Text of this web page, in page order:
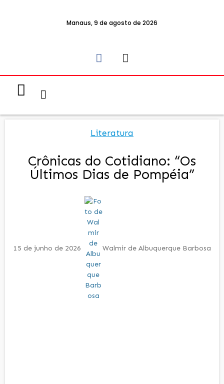
Manaus, 9 de agosto de 2026
Literatura
Crônicas do Cotidiano: “Os
Últimos Dias de Pompéia”
15 de junho de 2026 Walmir de Albuquerque Barbosa